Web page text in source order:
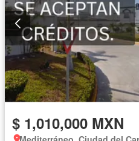
$ 1,010,000 MXN